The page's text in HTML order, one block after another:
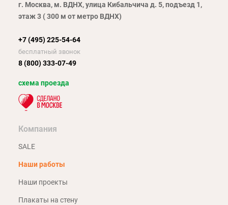
г. Москва, м. ВДНХ, улица Кибальчича д. 5, подъезд 1,
этаж 3 ( 300 м от метро ВДНХ)
+7 (495) 225-54-64
бесплатный звонок
8 (800) 333-07-49
схема проезда
Компания
SALE
Наши работы
Наши проекты
Плакаты на стену